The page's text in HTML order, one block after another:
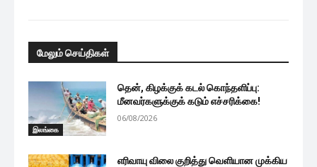
மேலும் செய்திகள்
இலங்கை
தென், கிழக்குக் கடல் கொந்தளிப்பு:
மீனவர்களுக்குக் கடும் எச்சரிக்கை!
06/08/2026
எரிவாயு விலை குறித்து வெளியான முக்கிய